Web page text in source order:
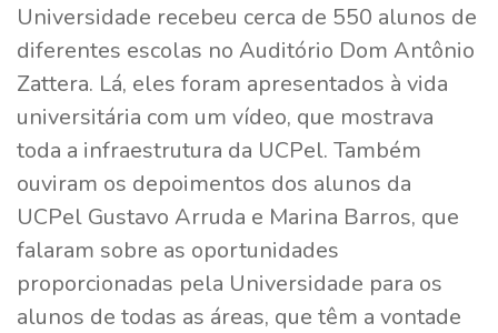
Universidade recebeu cerca de 550 alunos de
diferentes escolas no Auditório Dom Antônio
Zattera. Lá, eles foram apresentados à vida
universitária com um vídeo, que mostrava
toda a infraestrutura da UCPel. Também
ouviram os depoimentos dos alunos da
UCPel Gustavo Arruda e Marina Barros, que
falaram sobre as oportunidades
proporcionadas pela Universidade para os
alunos de todas as áreas, que têm a vontade